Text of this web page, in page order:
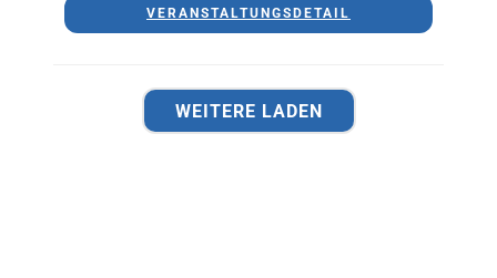
VERANSTALTUNGSDETAIL
WEITERE LADEN